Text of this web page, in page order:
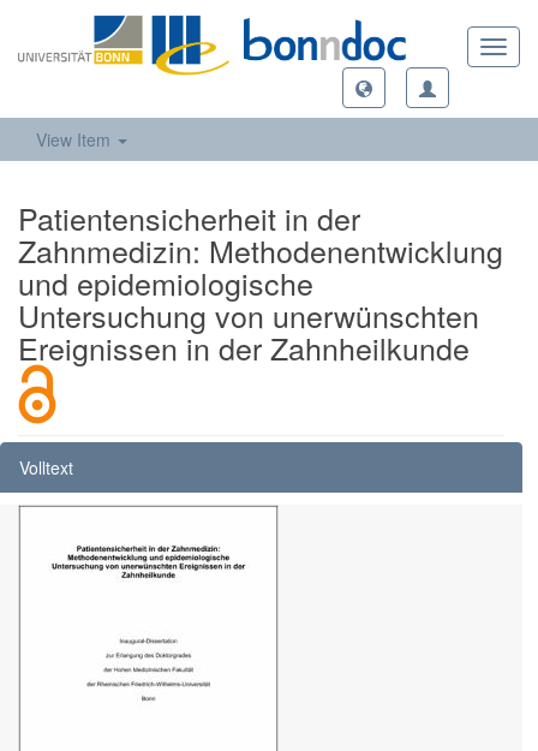
View Item
Patientensicherheit in der
Zahnmedizin: Methodenentwicklung
und epidemiologische
Untersuchung von unerwünschten
Ereignissen in der Zahnheilkunde
Volltext